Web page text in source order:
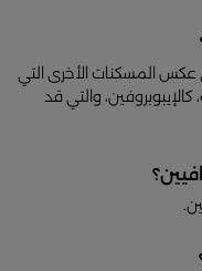
عكس المسكنات الأخرى التي
والتي قد